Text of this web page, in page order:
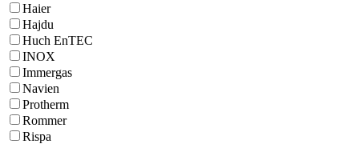
Haier
Hajdu
Huch EnTEC
INOX
Immergas
Navien
Protherm
Rommer
Rispa